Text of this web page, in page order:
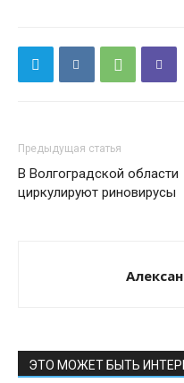
Предыдущая статья
В Волгоградской области
циркулируют риновирусы
ЭТО МОЖЕТ БЫТЬ